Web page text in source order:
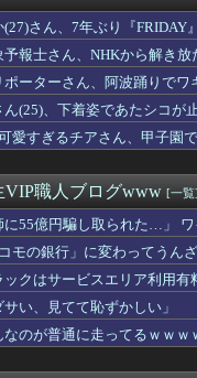
也の「絶対服従」という名
の女子高生ｗｗｗwｗｗｗ
31) 6本 26打点 ...
すぎｗｗｗｗｗｗｗｗｗ
3三振で8月OPS.372
強いんだ」と左派が『高木
ている」と通報 不法残留
る」トランプ大統領が主
に届けた。その中の免許証
600円）、卑猥すぎて賛否
アにしれっと復帰してしま
Steamで2026年冬発売決定...
した人、最悪の行動だと叩
にしてくれた。わずかにビ
前から、シャアのパートナ
トパークにて中核派がバリ
住んでたこともある)になる
(27)さん、7年ぶり『FRIDAY
予報士さん、NHKから解き放
ポーターさん、阿波踊りでワ
ん(25)、下着姿であたシコが
愛すぎるチアさん、甲子園
VIP職人ブログwww [一覧]
55億円騙し取られた…」
モの銀行」に変わってうん
ックはサービスエリア利用
い、見てて恥ずかしい」
なのが普通に走ってるｗｗ